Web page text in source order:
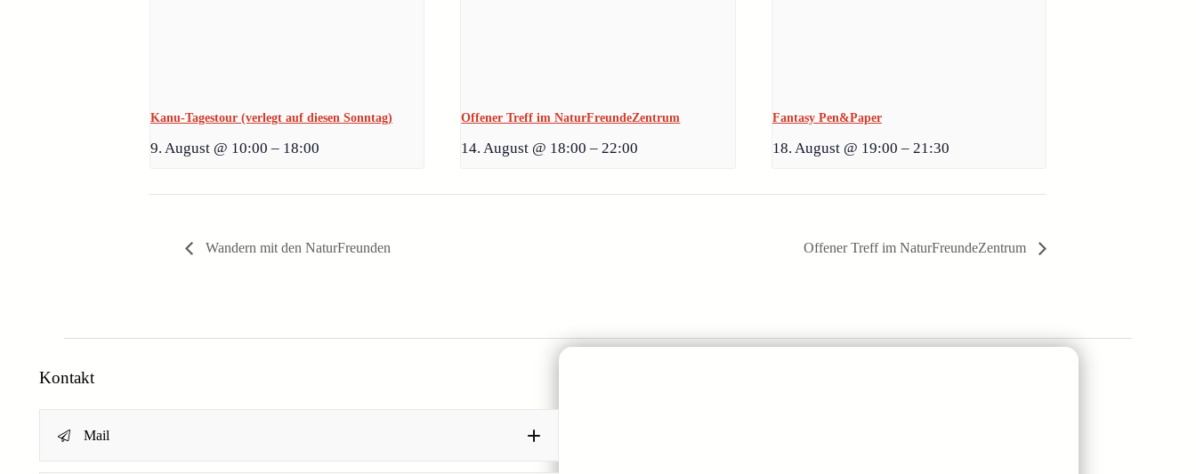
Kanu-Tagestour (verlegt auf diesen Sonntag)
9. August @ 10:00 – 18:00
Offener Treff im NaturFreundeZentrum
14. August @ 18:00 – 22:00
Fantasy Pen&Paper
18. August @ 19:00 – 21:30
Wandern mit den NaturFreunden Offener Treff im NaturFreundeZentrum
Kontakt
Mail